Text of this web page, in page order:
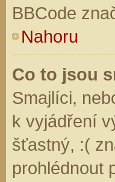
BBCode
Nahoru
Co to jsou
Smajlíci,
k vyjádření
šťastný, :(
prohlédnout